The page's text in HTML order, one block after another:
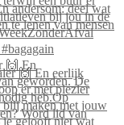
🙌 En